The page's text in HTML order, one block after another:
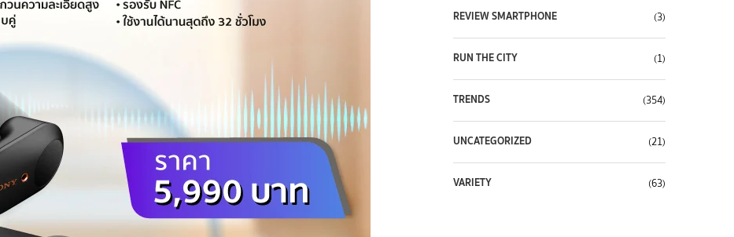
REVIEW SMARTPHONE (3)
RUN THE CITY (1)
TRENDS (354)
UNCATEGORIZED (21)
VARIETY (63)